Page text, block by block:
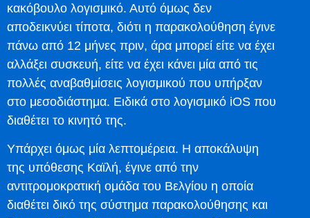
κακόβουλο λογισμικό. Αυτό όμως δεν
αποδεικνύει τίποτα, διότι η παρακολούθηση έγινε
πάνω από 12 μήνες πριν, άρα μπορεί είτε να έχει
αλλάξει συσκευή, είτε να έχει κάνει μία από τις
πολλές αναβαθμίσεις λογισμικού που υπήρξαν
στο μεσοδιάστημα. Ειδικά στο λογισμικό iOS που
διαθέτει το κινητό της.
Υπάρχει όμως μία λεπτομέρεια. Η αποκάλυψη
της υπόθεσης Καϊλή, έγινε από την
αντιτρομοκρατική ομάδα του Βελγίου η οποία
διαθέτει δικό της σύστημα παρακολούθησης και